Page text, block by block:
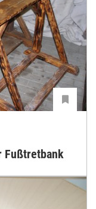
Fußtretbank